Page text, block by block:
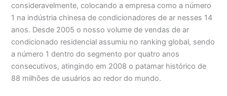
consideravelmente, colocando a empresa como a número
1 na indústria chinesa de condicionadores de ar nesses 14
anos. Desde 2005 o nosso volume de vendas de ar
condicionado residencial assumiu no ranking global, sendo
a número 1 dentro do segmento por quatro anos
consecutivos, atingindo em 2008 o patamar histórico de
88 milhões de usuários ao redor do mundo.